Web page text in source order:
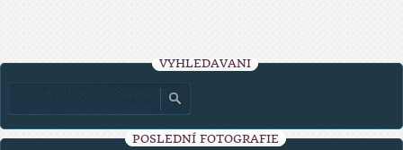
VYHLEDÁVÁNÍ
POSLEDNÍ FOTOGRAFIE